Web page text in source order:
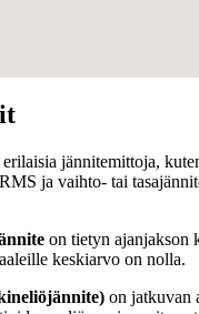
erilaisia jännitemittoja,
ja vaihto- tai
on tietyn ajanjakson
keskiarvo on nolla.
on jatkuvan